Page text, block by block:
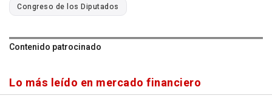
Congreso de los Diputados
Contenido patrocinado
Lo más leído en mercado financiero